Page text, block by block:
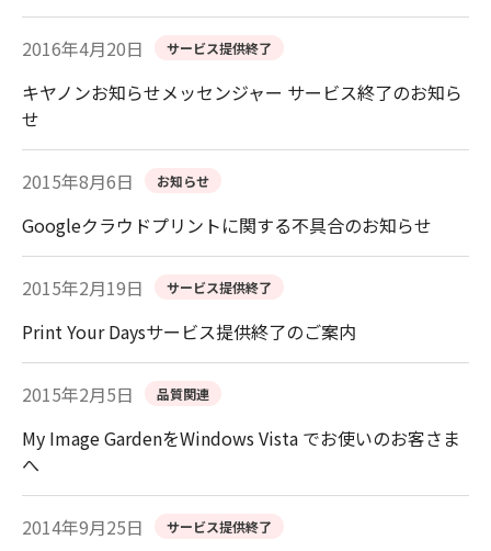
2016年4月20日 サービス提供終了
キヤノンお知らせメッセンジャー サービス終了のお知ら
せ
2015年8月6日 お知らせ
Googleクラウドプリントに関する不具合のお知らせ
2015年2月19日 サービス提供終了
Print Your Daysサービス提供終了のご案内
2015年2月5日 品質関連
My Image GardenをWindows Vista でお使いのお客さま
へ
2014年9月25日 サービス提供終了